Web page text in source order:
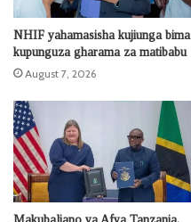
NHIF yahamasisha kujiunga bima
kupunguza gharama za matibabu
August 7, 2026